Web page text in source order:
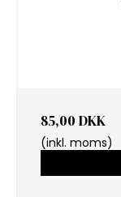
85,00 DKK
(inkl. moms)